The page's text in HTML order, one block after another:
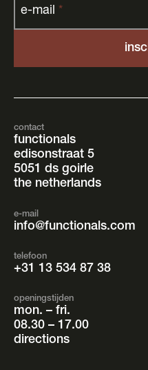
e-mail *
contact
functionals
edisonstraat 5
5051 ds goirle
the netherlands
e-mail
info@functionals.com
telefoon
+31 13 534 87 38
openingstijden
mon. – fri.
08.30 – 17.00
directions